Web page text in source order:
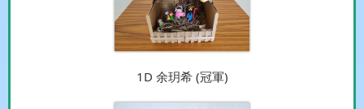
1D 余玥希 (冠軍)